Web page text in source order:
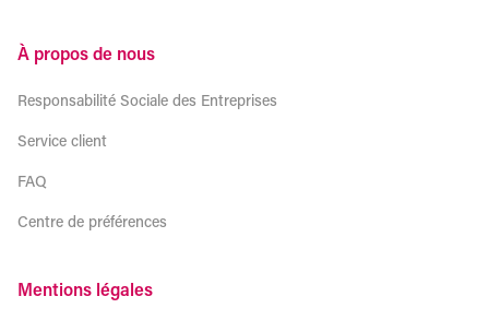
À propos de nous
Responsabilité Sociale des Entreprises
Service client
FAQ
Centre de préférences
Mentions légales